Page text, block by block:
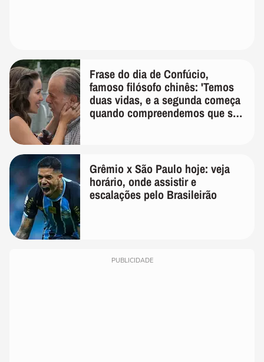
Frase do dia de Confúcio,
famoso filósofo chinês: 'Temos
duas vidas, e a segunda começa
quando compreendemos que só
Grêmio x São Paulo hoje: veja
horário, onde assistir e
escalações pelo Brasileirão
PUBLICIDADE